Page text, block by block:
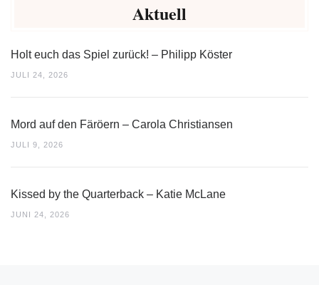
Aktuell
Holt euch das Spiel zurück! – Philipp Köster
JULI 24, 2026
Mord auf den Färöern – Carola Christiansen
JULI 9, 2026
Kissed by the Quarterback – Katie McLane
JUNI 24, 2026